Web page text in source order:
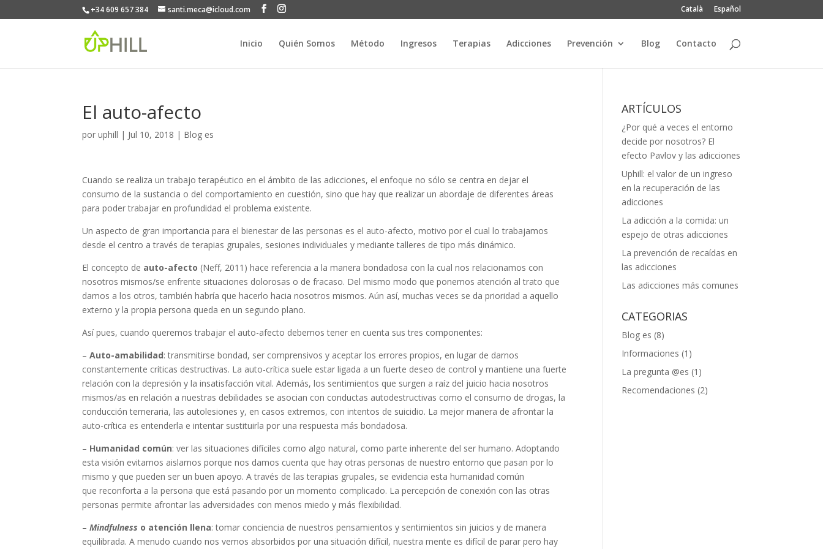
+34 609 657 384 santi.meca@icloud.com Català Español
Inicio Quién Somos Método Ingresos Terapias Adicciones Prevención Blog Contacto
El auto-afecto
poruphill | Jul 10, 2018 | Blog es
Cuando se realiza un trabajo terapéutico en el ámbito de las adicciones, el enfoque no sólo se centra en dejar el
consumo de la sustancia o del comportamiento en cuestión, sino que hay que realizar un abordaje de diferentes áreas
para poder trabajar en profundidad el problema existente.
Un aspecto de gran importancia para el bienestar de las personas es el auto-afecto, motivo por el cual lo trabajamos
desde el centro a través de terapias grupales, sesiones individuales y mediante talleres de tipo más dinámico.
El concepto de auto-afecto (Neff, 2011) hace referencia a la manera bondadosa con la cual nos relacionamos con
nosotros mismos/se enfrente situaciones dolorosas o de fracaso. Del mismo modo que ponemos atención al trato que
damos a los otros, también habría que hacerlo hacia nosotros mismos. Aún así, muchas veces se da prioridad a aquello
externo y la propia persona queda en un segundo plano.
Así pues, cuando queremos trabajar el auto-afecto debemos tener en cuenta sus tres componentes:
–Auto-amabilidad: transmitirse bondad, ser comprensivos y aceptar los errores propios, en lugar de darnos
constantemente críticas destructivas. La auto-crítica suele estar ligada a un fuerte deseo de control y mantiene una fuerte
relación con la depresión y la insatisfacción vital. Además, los sentimientos que surgen a raíz del juicio hacia nosotros
mismos/as en relación a nuestras debilidades se asocian con conductas autodestructivas como el consumo de drogas, la
conducción temeraria, las autolesiones y, en casos extremos, con intentos de suicidio. La mejor manera de afrontar la
auto-crítica es entenderla e intentar sustituirla por una respuesta más bondadosa.
– Humanidad común: ver las situaciones difíciles como algo natural, como parte inherente del ser humano. Adoptando
esta visión evitamos aislarnos porque nos damos cuenta que hay otras personas de nuestro entorno que pasan por lo
mismo y que pueden ser un buen apoyo. A través de las terapias grupales, se evidencia esta humanidad común
que reconforta a la persona que está pasando por un momento complicado. La percepción de conexión con las otras
personas permite afrontar las adversidades con menos miedo y más flexibilidad.
–Mindfulness o atención llena: tomar conciencia de nuestros pensamientos y sentimientos sin juicios y de manera
equilibrada. A menudo cuando nos vemos absorbidos por una situación difícil, nuestra mente es difícil de parar pero hay
ARTÍCULOS
¿Por qué a veces el entorno
decide por nosotros? El
efecto Pavlov y las adicciones
Uphill: el valor de un ingreso
en la recuperación de las
adicciones
La adicción a la comida: un
espejo de otras adicciones
La prevención de recaídas en
las adicciones
Las adicciones más comunes
CATEGORIAS
Blog es (8)
Informaciones (1)
La pregunta @es (1)
Recomendaciones (2)